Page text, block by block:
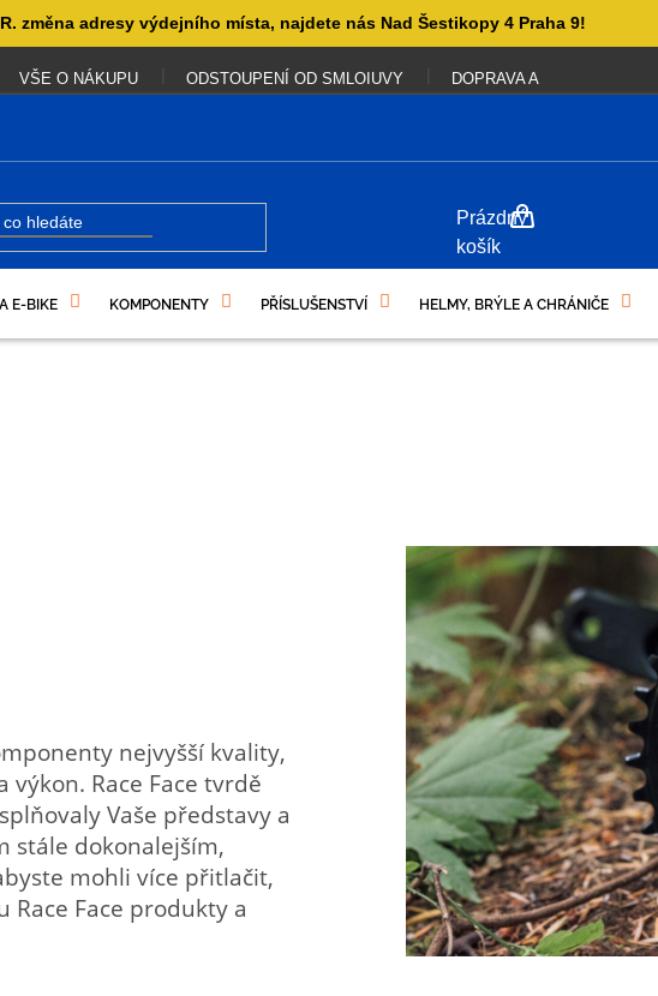
změna adresy výdejního místa, najdete nás Nad Šestikopy 4 Praha 9!
VŠE O NÁKUPU ODSTOUPENÍ OD SMLOIUVY DOPRAVA A PLATBA
NÁKUPNÍ
KOŠÍK
Prázdný
košík
E-BIKE KOMPONENTY PŘÍSLUŠENSTVÍ HELMY, BRÝLE A CHRÁNIČE
nejvyšší kvality,
Race Face tvrdě
Vaše představy a
stále dokonalejším,
mohli více přitlačit,
Race Face produkty a